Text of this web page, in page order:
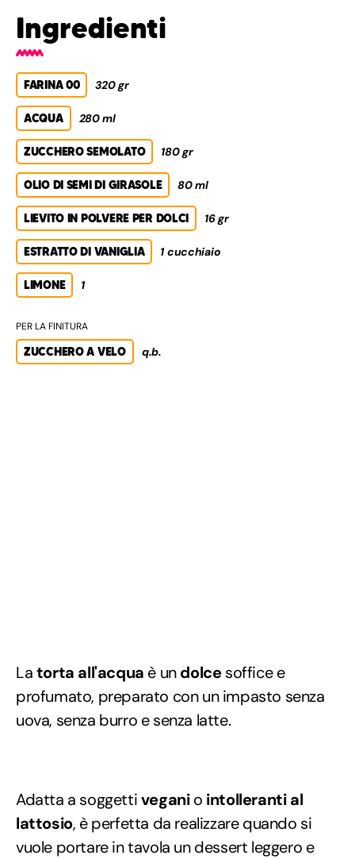
Ingredienti
FARINA 00 320 gr
ACQUA 280 ml
ZUCCHERO SEMOLATO 180 gr
OLIO DI SEMI DI GIRASOLE 80 ml
LIEVITO IN POLVERE PER DOLCI 16 gr
ESTRATTO DI VANIGLIA 1 cucchiaio
LIMONE 1
PER LA FINITURA
ZUCCHERO A VELO q.b.
Latorta all'acqua è undolcesoffice e
profumato, preparato con un impasto senza
uova, senza burro e senza latte.
Adatta a soggettiveganio intolleranti al
lattosio, è perfetta da realizzare quando si
vuole portare in tavola un dessert leggero e